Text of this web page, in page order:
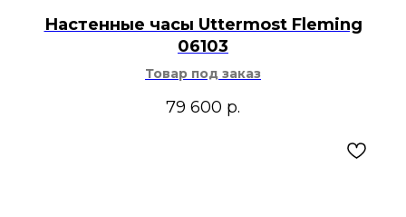
Настенные часы Uttermost Fleming
06103
Товар под заказ
79 600 р.